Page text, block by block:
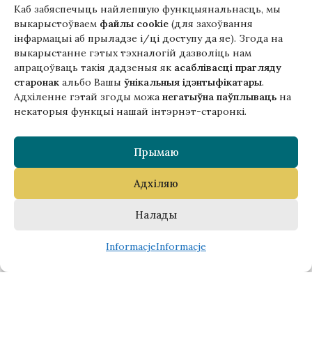
Каб забяспечыць найлепшую функцыянальнасць, мы
выкарыстоўваем файлы cookie (для захоўвання
інфармацыі аб прыладзе і/ці доступу да яе). Згода на
выкарыстанне гэтых тэхналогій дазволіць нам
апрацоўваць такія дадзеныя як асаблівасці прагляду
старонак альбо Вашы ўнікальныя ідэнтыфікатары.
Адхіленне гэтай згоды можа негатыўна паўплываць на
некаторыя функцыі нашай інтэрнэт-старонкі.
Прымаю
Адхіляю
Налады
InformacjeInformacje
Gdzie kupić offline
Szukam inwestora
TOWARY
Анатомія: Падарожжа ў чалавечае
цела. Адам Кей
84,00zł
E-book Вуліца Шарлатанаў. Канстанты
Ільдэфанс Галчыньскі ў перакладах
Андрэя Хадановіча